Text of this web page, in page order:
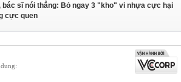
bác sĩ nói thẳng: Bỏ ngay 3 "kho" vi nhựa cực hại
cực quen